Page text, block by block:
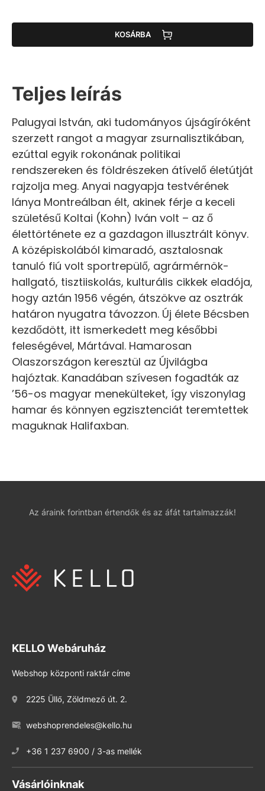
KOSÁRBA
Teljes leírás
Palugyai István, aki tudományos újságíróként
szerzett rangot a magyar zsurnalisztikában,
ezúttal egyik rokonának politikai
rendszereken és földrészeken átívelő életútját
rajzolja meg. Anyai nagyapja testvérének
lánya Montreálban élt, akinek férje a keceli
születésű Koltai (Kohn) Iván volt – az ő
élettörténete ez a gazdagon illusztrált könyv.
A középiskolából kimaradó, asztalosnak
tanuló fiú volt sportrepülő, agrármérnök-
hallgató, tisztiiskolás, kulturális cikkek eladója,
hogy aztán 1956 végén, átszökve az osztrák
határon nyugatra távozzon. Új élete Bécsben
kezdődött, itt ismerkedett meg későbbi
feleségével, Mártával. Hamarosan
Olaszországon keresztül az Újvilágba
hajóztak. Kanadában szívesen fogadták az
’56-os magyar menekülteket, így viszonylag
hamar és könnyen egzisztenciát teremtettek
maguknak Halifaxban.
Az áraink forintban értendők és az áfát tartalmazzák!
KELLO Webáruház
Webshop központi raktár címe
2225 Üllő, Zöldmező út. 2.
webshoprendeles@kello.hu
+36 1 237 6900 / 3-as mellék
Vásárlóinknak